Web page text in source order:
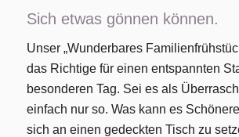
Sich etwas gönnen können.
Unser „Wunderbares
das Richtige für einen entspannten
besonderen Tag. Sei es als
einfach nur so. Was kann es
sich an einen gedeckten Tisch zu